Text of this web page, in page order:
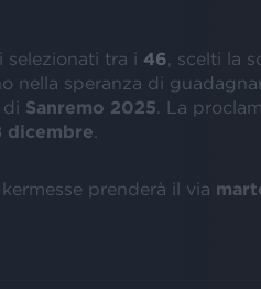
selezionati tra i 46 , scelti la
nella speranza di
di Sanremo 2025 . La
dicembre
prenderà il via